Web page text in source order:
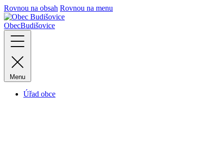
Rovnou na obsah Rovnou na menu
ObecBudišovice
Menu
Úřad obce